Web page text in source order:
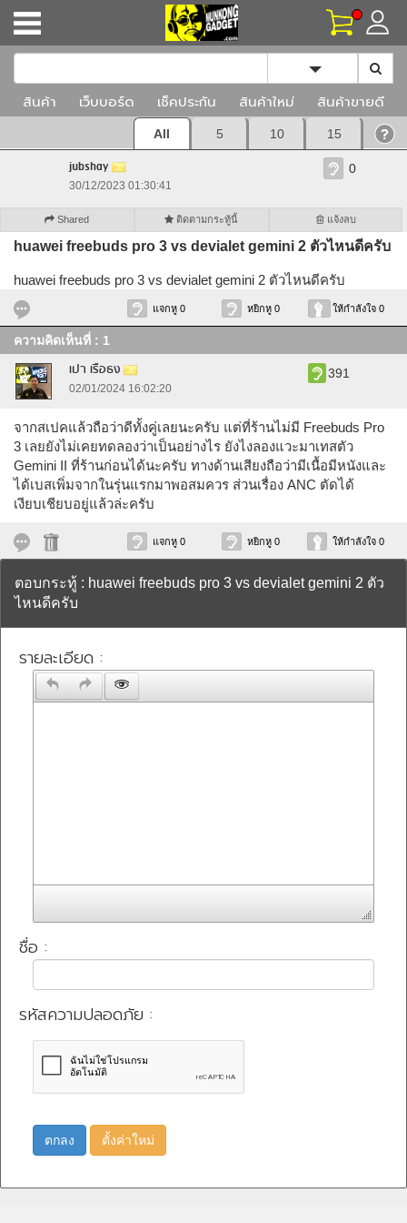
Toggle
สินค้า เว็บบอร์ด เช็คประกัน สินค้าใหม่ สินค้าขายดี
All 5 10 15
jubshay
30/12/2023 01:30:41
0
Shared ติดตามกระทู้นี้ แจ้งลบ
huawei freebuds pro 3 vs devialet gemini 2 ตัวไหนดีครับ
huawei freebuds pro 3 vs devialet gemini 2 ตัวไหนดีครับ
แจกหู 0 หยิกหู 0 ให้กำลังใจ 0
ความคิดเห็นที่ : 1
เปา เรือธง
02/01/2024 16:02:20
391
จากสเปคแล้วถือว่าดีทั้งคู่เลยนะครับ แต่ที่ร้านไม่มี Freebuds Pro
3 เลยยังไม่เคยทดลองว่าเป็นอย่างไร ยังไงลองแวะมาเทสตัว
Gemini II ที่ร้านก่อนได้นะครับ ทางด้านเสียงถือว่ามีเนื้อมีหนังและ
ได้เบสเพิ่มจากในรุ่นแรกมาพอสมควร ส่วนเรื่อง ANC ตัดได้
เงียบเชียบอยู่แล้วล่ะครับ
แจกหู 0 หยิกหู 0 ให้กำลังใจ 0
ตอบกระทู้ : huawei freebuds pro 3 vs devialet gemini 2 ตัว
ไหนดีครับ
รายละเอียด :
ชื่อ :
รหัสความปลอดภัย :
ตกลง ตั้งค่าใหม่